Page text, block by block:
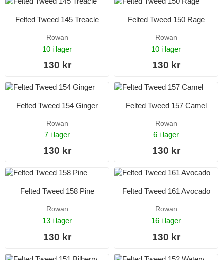
Felted Tweed 145 Treacle
Rowan
10 i lager
130 kr
Felted Tweed 150 Rage
Rowan
10 i lager
130 kr
Felted Tweed 154 Ginger
Rowan
7 i lager
130 kr
Felted Tweed 157 Camel
Rowan
6 i lager
130 kr
Felted Tweed 158 Pine
Rowan
13 i lager
130 kr
Felted Tweed 161 Avocado
Rowan
16 i lager
130 kr